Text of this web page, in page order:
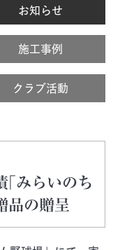
お知らせ
施工事例
クラブ活動
｢みらいのち
品の贈呈